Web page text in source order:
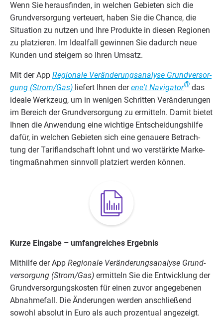
Wenn Sie her­aus­fin­den, in wel­chen Gebie­ten sich die
Grund­ver­sor­gung ver­teu­ert, haben Sie die Chan­ce, die
Situa­ti­on zu nut­zen und Ihre Pro­duk­te in die­sen Regio­nen
zu plat­zie­ren. Im Ide­al­fall gewin­nen Sie dadurch neue
Kun­den und stei­gern so Ihren Umsatz.
Mit der App Regio­na­le Ver­än­de­rungs­ana­ly­se Grund­ver­sor­
gung (Strom/​Gas) lie­fert Ihnen derene't Navi­ga­tor® das
idea­le Werk­zeug, um in weni­gen Schrit­ten Ver­än­de­run­gen
im Bereich der Grund­ver­sor­gung zu ermit­teln. Damit bie­tet
Ihnen die Anwen­dung eine wich­ti­ge Ent­schei­dungs­hil­fe
dafür, in wel­chen Gebie­ten sich eine genaue­re Betrach­
tung der Tarif­land­schaft lohnt und wo ver­stärk­te Mar­ke­
ting­maß­nah­men sinn­voll plat­ziert wer­den können.
Kur­ze Ein­ga­be – umfang­rei­ches Ergebnis
Mit­hil­fe der App Regio­na­le Ver­än­de­rungs­ana­ly­se Grund­
ver­sor­gung (Strom/​Gas) ermit­teln Sie die Ent­wick­lung der
Grund­ver­sor­gungs­kos­ten für einen zuvor ange­ge­be­nen
Abnah­me­fall. Die Ände­run­gen wer­den anschlie­ßend
sowohl abso­lut in Euro als auch pro­zen­tu­al angezeigt.